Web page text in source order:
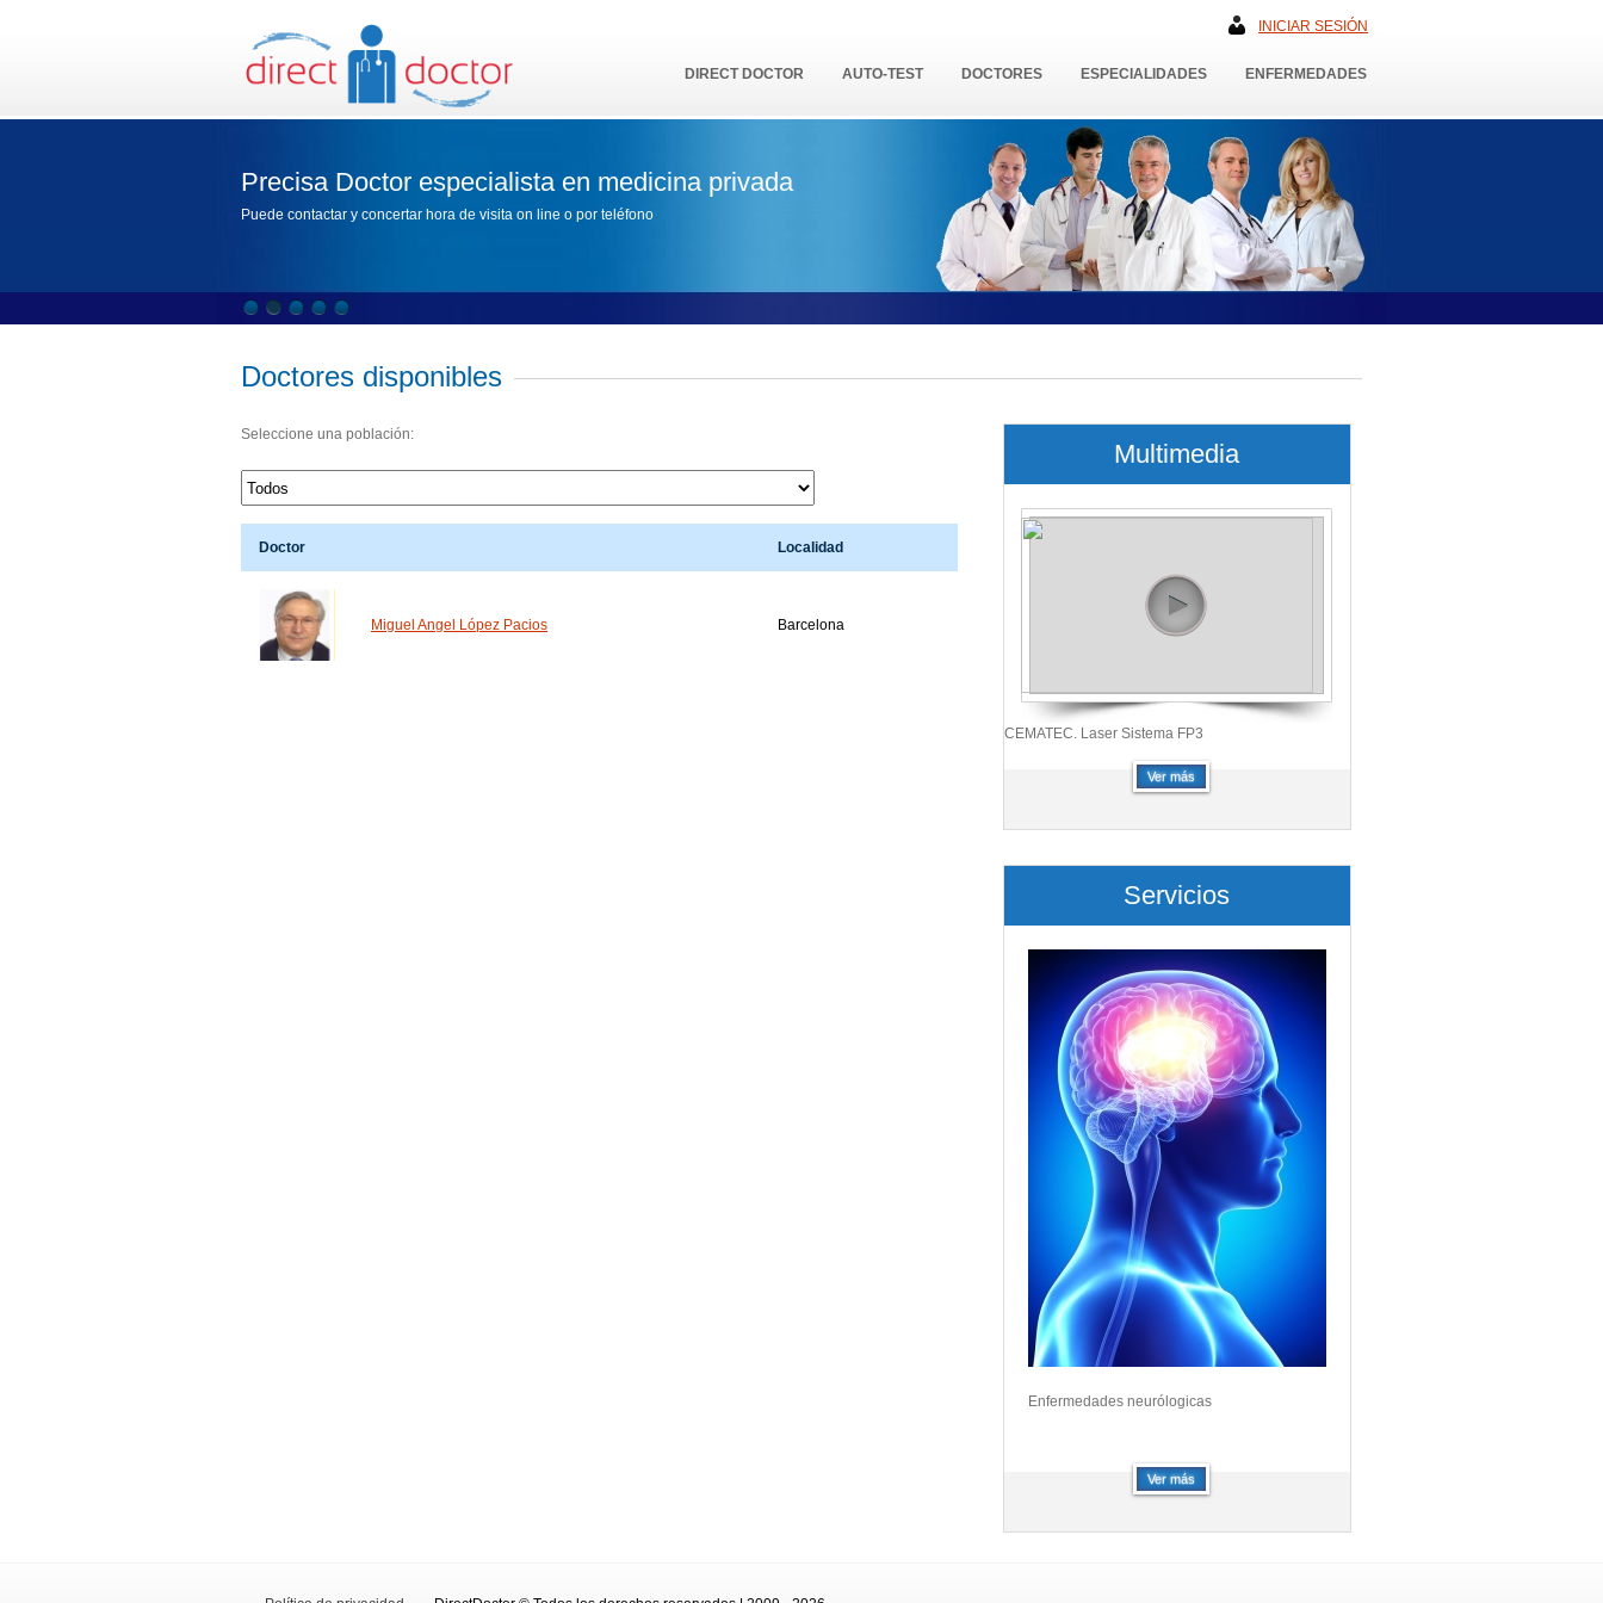
INICIAR SESIÓN
DIRECT DOCTOR AUTO-TEST DOCTORES ESPECIALIDADES ENFERMEDADES
Precisa Doctor especialista en medicina privada
Puede contactar y concertar hora de visita on line o por teléfono
Doctores disponibles
Seleccione una población:
Doctor Localidad
Miguel Angel López Pacios Barcelona
Multimedia
CEMATEC. Laser Sistema FP3
Ver más
Servicios
Enfermedades neurólogicas
Ver más